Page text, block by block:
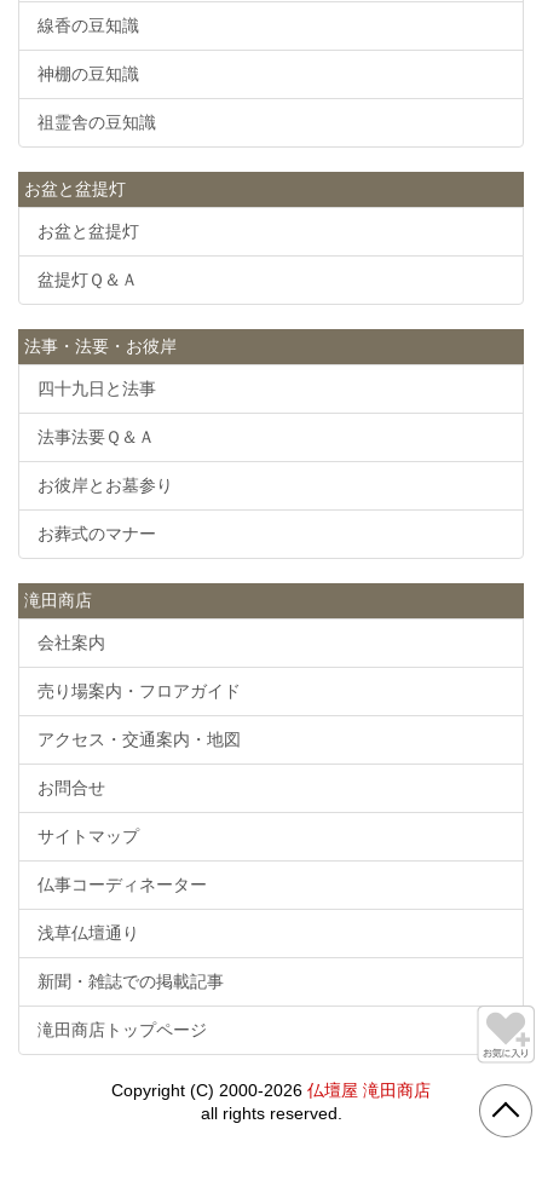
線香の豆知識
神棚の豆知識
祖霊舎の豆知識
お盆と盆提灯
お盆と盆提灯
盆提灯Ｑ＆Ａ
法事・法要・お彼岸
四十九日と法事
法事法要Ｑ＆Ａ
お彼岸とお墓参り
お葬式のマナー
滝田商店
会社案内
売り場案内・フロアガイド
アクセス・交通案内・地図
お問合せ
サイトマップ
仏事コーディネーター
浅草仏壇通り
新聞・雑誌での掲載記事
滝田商店トップページ
Copyright (C) 2000-2026 仏壇屋 滝田商店
all rights reserved.